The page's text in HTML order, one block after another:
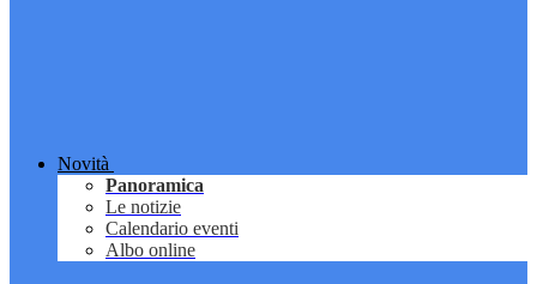
Novità
Panoramica
Le notizie
Calendario eventi
Albo online